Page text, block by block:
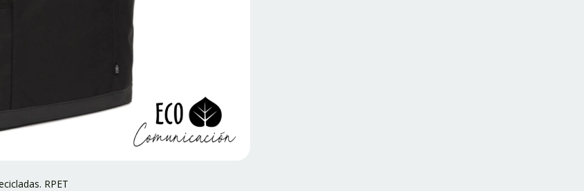
RPET